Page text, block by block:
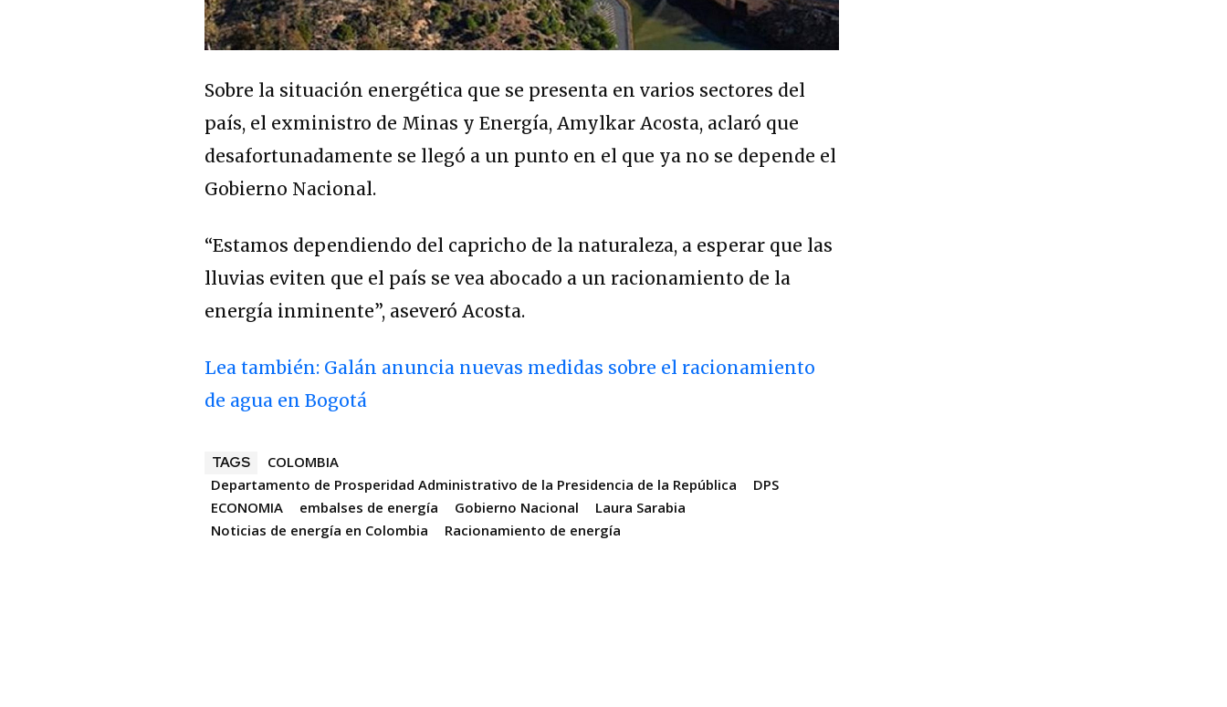
Sobre la situación energética que se presenta en varios sectores del
país, el exministro de Minas y Energía, Amylkar Acosta, aclaró que
desafortunadamente se llegó a un punto en el que ya no se depende el
Gobierno Nacional.
“Estamos dependiendo del capricho de la naturaleza, a esperar que las
lluvias eviten que el país se vea abocado a un racionamiento de la
energía inminente”, aseveró Acosta.
Lea también: Galán anuncia nuevas medidas sobre el racionamiento
de agua en Bogotá
TAGS
COLOMBIA
Departamento de Prosperidad Administrativo de la Presidencia de la República
DPS
ECONOMIA
embalses de energía Gobierno Nacional
Laura Sarabia
Noticias de energía en Colombia
Racionamiento de energía